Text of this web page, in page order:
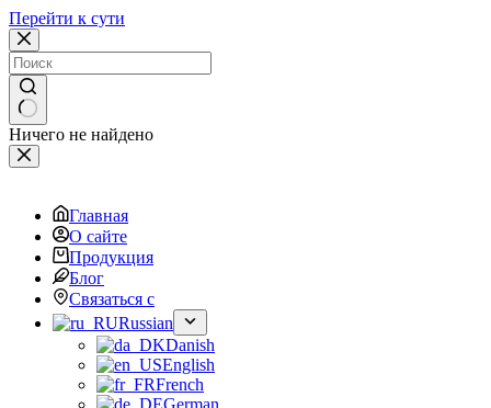
Перейти к сути
Ничего не найдено
Главная
О сайте
Продукция
Блог
Связаться с
Russian
Danish
English
French
German